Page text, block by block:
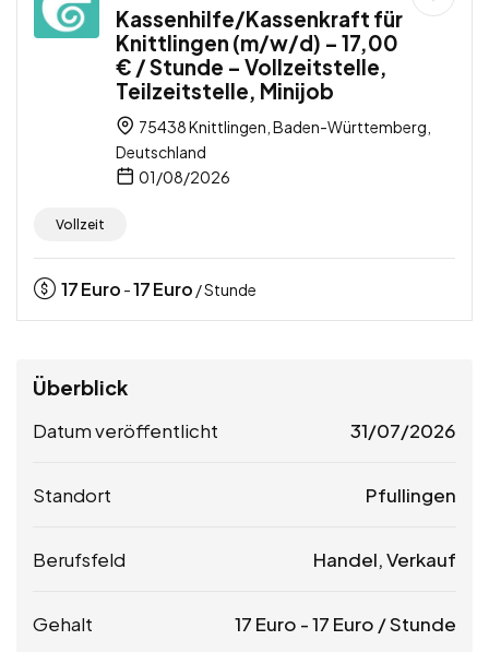
Kassenhilfe/Kassenkraft für
Knittlingen (m/w/d) – 17,00
€ / Stunde – Vollzeitstelle,
Teilzeitstelle, Minijob
75438 Knittlingen, Baden-Württemberg,
Deutschland
01/08/2026
Vollzeit
17Euro -17Euro / Stunde
Überblick
Datum veröffentlicht 31/07/2026
Standort Pfullingen
Berufsfeld Handel, Verkauf
Gehalt 17 Euro -17 Euro / Stunde